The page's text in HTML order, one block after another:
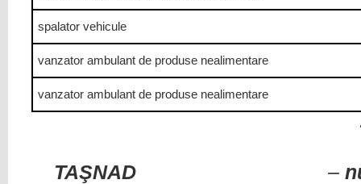
spalator vehicule
vanzator ambulant de produse nealimentare
vanzator ambulant de produse nealimentare
TAŞNAD –